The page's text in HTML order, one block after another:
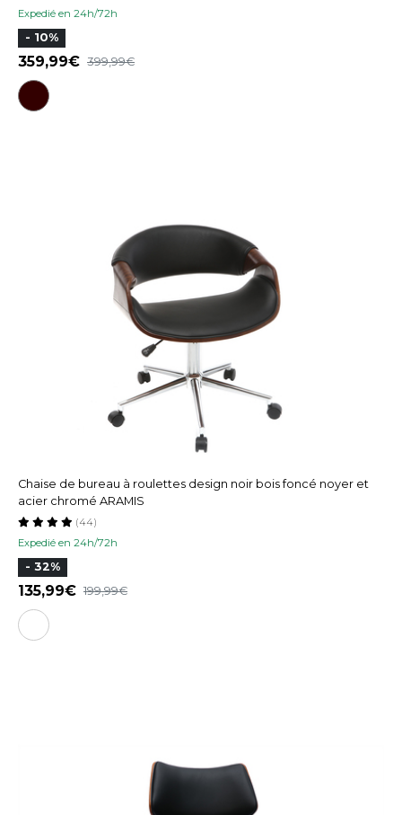
Expedié en 24h/72h
- 10%
359,99 399,99
Chaise de bureau à roulettes design noir bois foncé noyer et
acier chromé ARAMIS
Expedié en 24h/72h
(44)
- 32%
135,99 199,99